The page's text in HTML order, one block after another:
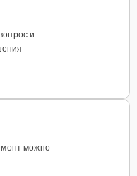
и
можно